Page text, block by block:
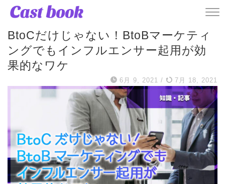
記事
BtoCだけじゃない！BtoBマーケティ
ングでもインフルエンサー起用が効
果的なワケ
6月 9, 2021 / 7月 18, 2021